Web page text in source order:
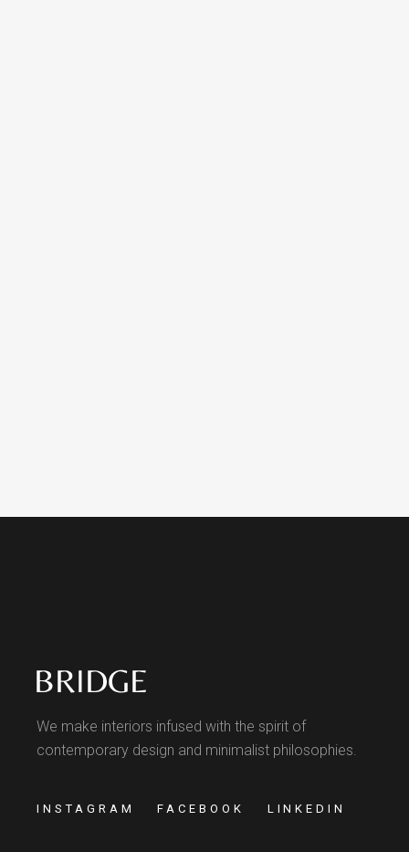
We make interiors infused with the spirit of
contemporary design and minimalist philosophies.
INSTAGRAM FACEBOOK LINKEDIN